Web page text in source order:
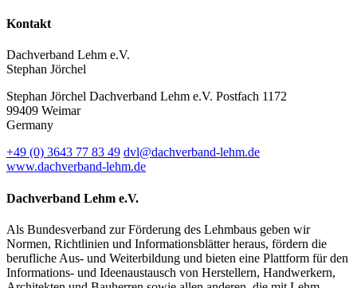
Kontakt
Dachverband Lehm e.V.
Stephan Jörchel
Stephan Jörchel Dachverband Lehm e.V. Postfach 1172
99409 Weimar
Germany
+49 (0) 3643 77 83 49 dvl@dachverband-lehm.de
www.dachverband-lehm.de
Dachverband Lehm e.V.
Als Bundesverband zur Förderung des Lehmbaus geben wir
Normen, Richtlinien und Informationsblätter heraus, fördern die
berufliche Aus- und Weiterbildung und bieten eine Plattform für den
Informations- und Ideenaustausch von Herstellern, Handwerkern,